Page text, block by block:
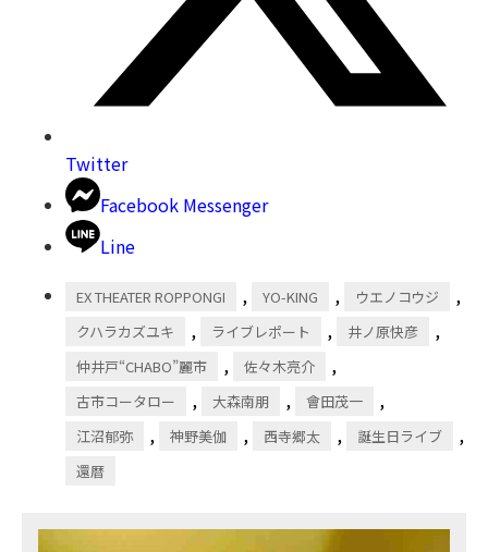
Twitter
Facebook Messenger
Line
EX THEATER ROPPONGI , YO-KING , ウエノコウジ ,
クハラカズユキ , ライブレポート , 井ノ原快彦 ,
仲井戸“CHABO”麗市 , 佐々木亮介 ,
古市コータロー , 大森南朋 , 會田茂一 ,
江沼郁弥 , 神野美伽 , 西寺郷太 , 誕生日ライブ ,
還暦